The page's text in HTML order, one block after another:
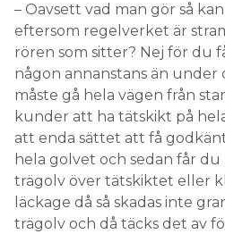
– Oavsett vad man gör så
eftersom regelverket är
rören som sitter? Nej för du
någon annanstans än under
måste gå hela vägen från
kunder att ha tätskikt på
att enda sättet att få
hela golvet och sedan får
trägolv över tätskiktet eller
läckage då så skadas inte
trägolv och då täcks det av